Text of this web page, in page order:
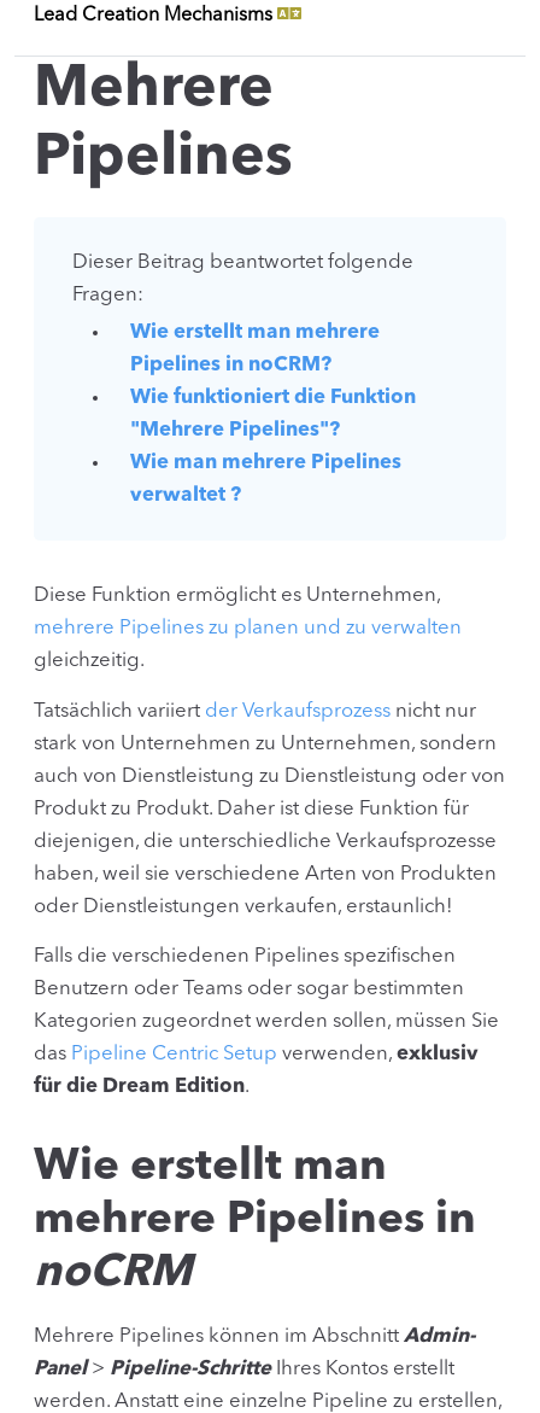
Lead Creation Mechanisms
Mehrere
Pipelines
Dieser Beitrag beantwortet folgende
Fragen:
Wie erstellt man mehrere
Pipelines in noCRM?
Wie funktioniert die Funktion
"Mehrere Pipelines"?
Wie man mehrere Pipelines
verwaltet ?
Diese Funktion ermöglicht es Unternehmen,
mehrere Pipelines zu planen und zu verwalten
gleichzeitig.
Tatsächlich variiert der Verkaufsprozess nicht nur
stark von Unternehmen zu Unternehmen, sondern
auch von Dienstleistung zu Dienstleistung oder von
Produkt zu Produkt. Daher ist diese Funktion für
diejenigen, die unterschiedliche Verkaufsprozesse
haben, weil sie verschiedene Arten von Produkten
oder Dienstleistungen verkaufen, erstaunlich!
Falls die verschiedenen Pipelines spezifischen
Benutzern oder Teams oder sogar bestimmten
Kategorien zugeordnet werden sollen, müssen Sie
das Pipeline Centric Setup verwenden, exklusiv
für die Dream Edition.
Wie erstellt man
mehrere Pipelines in
noCRM
Mehrere Pipelines können im Abschnitt Admin-
Panel> Pipeline-SchritteIhres Kontos erstellt
werden. Anstatt eine einzelne Pipeline zu erstellen,